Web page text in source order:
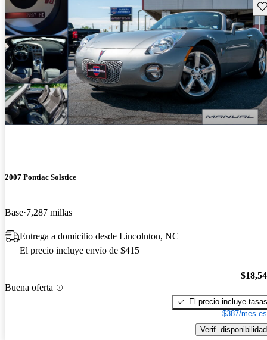
2007 Pontiac Solstice
Base 7,287 millas
Entrega a domicilio desde Lincolnton, NC
El precio incluye envío de $415
Buena oferta
El precio incluye tasas
$387/mes
Verif. disponibilidad